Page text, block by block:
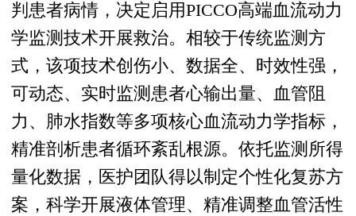
判患者病情，决定启用PICCO高端血流动力
学监测技术开展救治。相较于传统监测方
式，该项技术创伤小、数据全、时效性强，
可动态、实时监测患者心输出量、血管阻
力、肺水指数等多项核心血流动力学指标，
精准剖析患者循环紊乱根源。依托监测所得
量化数据，医护团队得以制定个性化复苏方
案，科学开展液体管理、精准调整血管活性